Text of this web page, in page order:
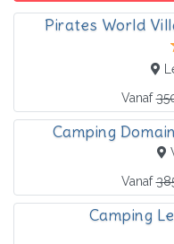
Pirates World
Vanaf
Camping
Vanaf
Camping